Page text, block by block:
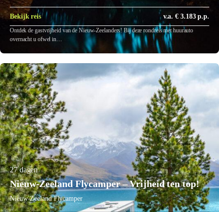
Bekijk reis v.a. € 3.183 p.p.
Ontdek de gastvrijheid van de Nieuw-Zeelanders! Bij deze rondreis met huurauto
overnacht u ofwel in…
27 dagen
Nieuw-Zeeland Flycamper – Vrijheid ten top!
Nieuw-Zeeland Flycamper